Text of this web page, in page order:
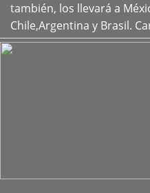
también, los llevará a
Chile,Argentina y Brasil.